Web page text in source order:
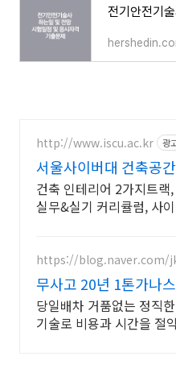
http://www.iscu.ac.kr 광
서울사이버대 건축공
과 2026 가을학기 신
건축 인테리어 2가지트랙
실무&실기 커리큘럼, 사
https://blog.naver.com/
무사고 20년 1톤가나
당일배차 거품없는 정직
기술로 비용과 시간을 절